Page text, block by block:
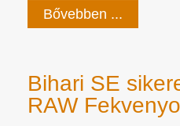
Bővebben ...
Bihari SE
RAW